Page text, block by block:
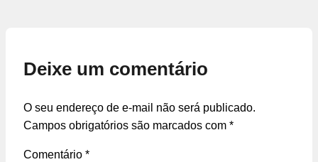
Deixe um comentário
O seu endereço de e-mail não será publicado.
Campos obrigatórios são marcados com *
Comentário *